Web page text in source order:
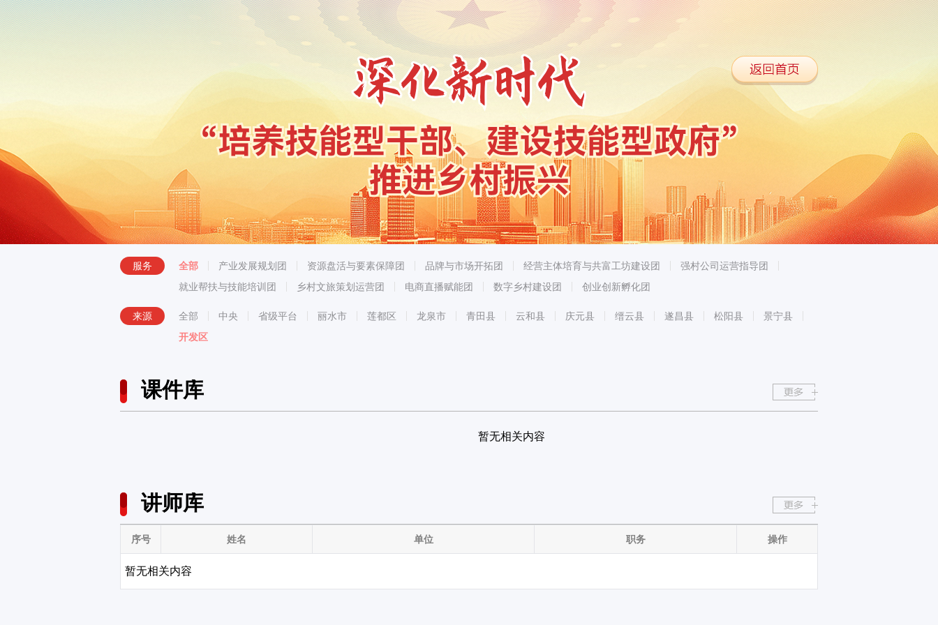
服务 全部 产业发展规划团 资源盘活与要素保障团 品牌与市场开拓团 经营主体培育与共富工坊建设团
强村公司运营指导团
就业帮扶与技能培训团
乡村文旅策划运营团 电商直播赋能团 数字乡村建设团 创业创新孵化团
来源 全部 中央 省级平台 丽水市 莲都区 龙泉市 青田县 云和县 庆元县 缙云县 遂昌县 松阳县
景宁县
开发区
课件库
暂无相关内容
讲师库
序号 姓名 单位 职务 操作
暂无相关内容